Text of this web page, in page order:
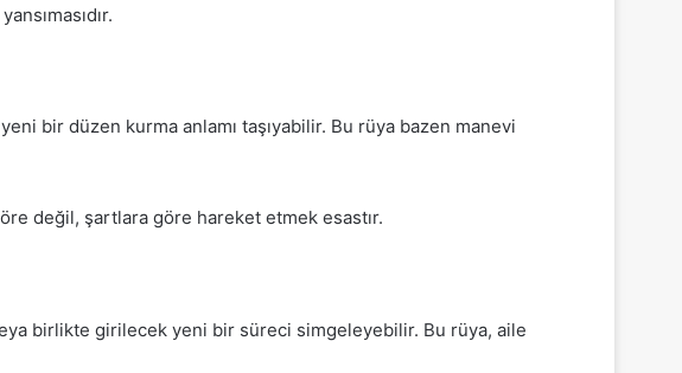
bir düzen kurma anlamı taşıyabilir. Bu rüya bazen manevi
değil, şartlara göre hareket etmek esastır.
birlikte girilecek yeni bir süreci simgeleyebilir. Bu rüya, aile